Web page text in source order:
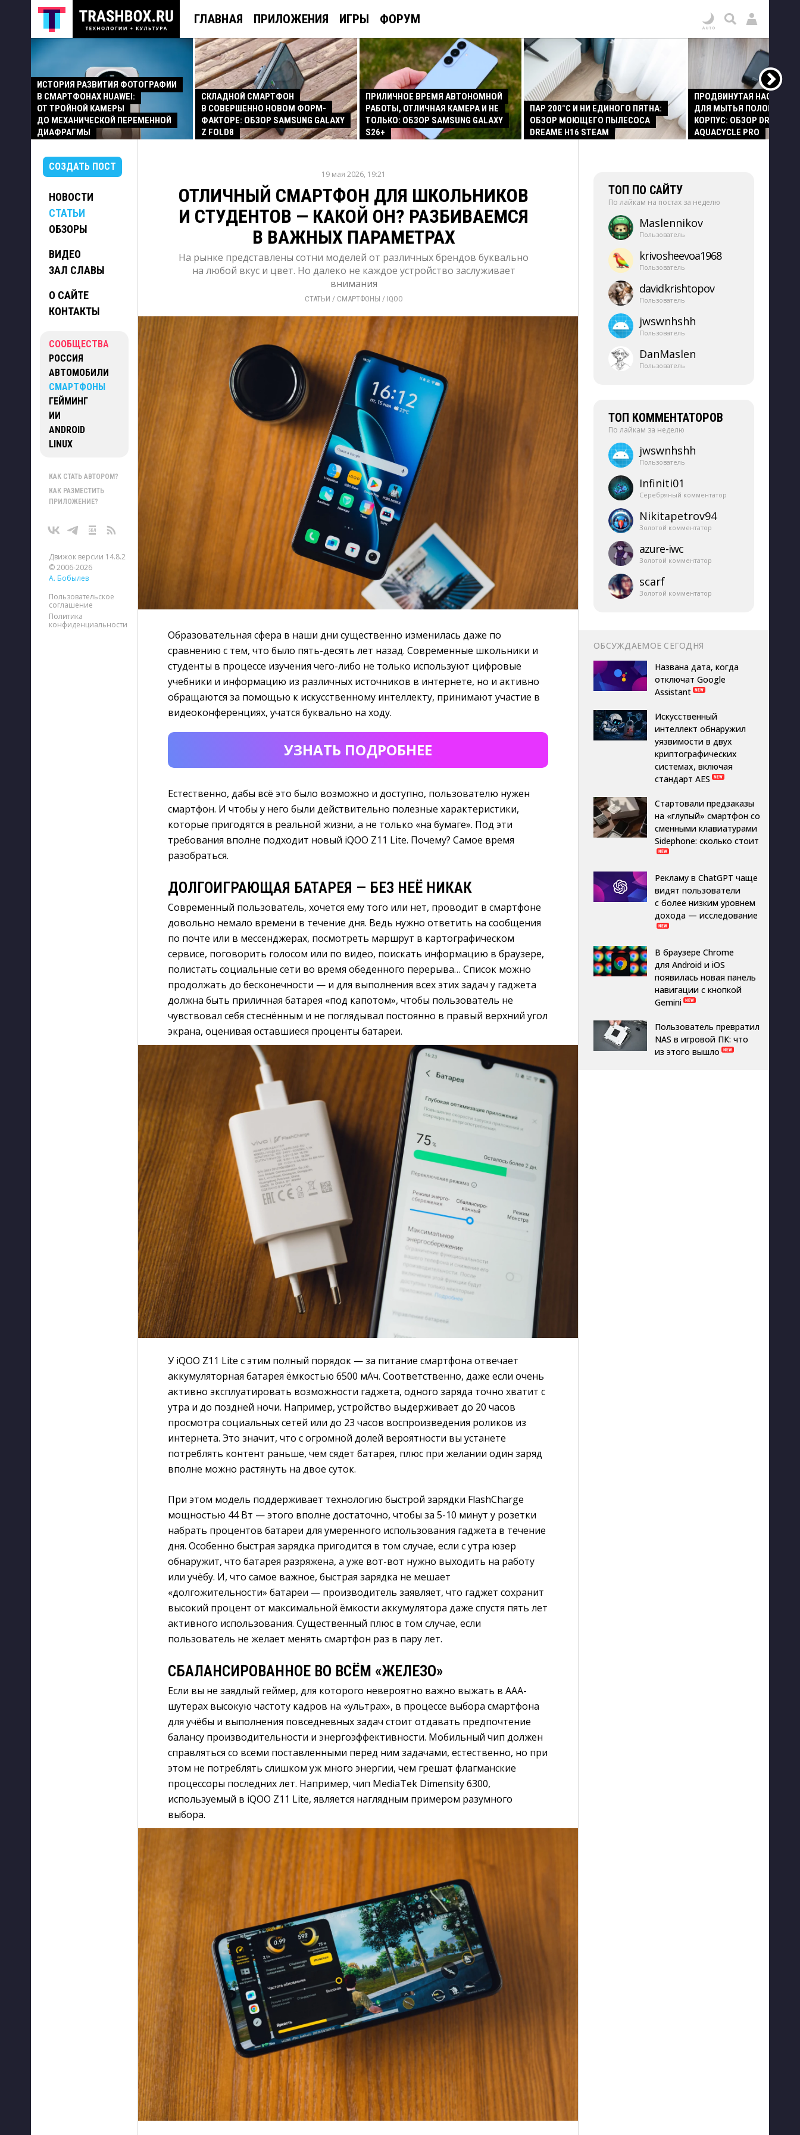
ГЛАВНАЯ ПРИЛОЖЕНИЯ ИГРЫ ФОРУМ
ИСТОРИЯ РАЗВИТИЯ ФОТОГРАФИИ
В СМАРТФОНАХ HUAWEI:
ОТ ТРОЙНОЙ КАМЕРЫ
ДО МЕХАНИЧЕСКОЙ ПЕРЕМЕННОЙ
ДИАФРАГМЫ
СКЛАДНОЙ СМАРТФОН
В СОВЕРШЕННО НОВОМ ФОРМ-
ФАКТОРЕ: ОБЗОР SAMSUNG GALAXY
Z FOLD8
ПРИЛИЧНОЕ ВРЕМЯ АВТОНОМНОЙ
РАБОТЫ, ОТЛИЧНАЯ КАМЕРА И НЕ
ТОЛЬКО: ОБЗОР SAMSUNG GALAXY
S26+
ПАР 200°C И НИ ЕДИНОГО ПЯТНА:
ОБЗОР МОЮЩЕГО ПЫЛЕСОСА
DREAME H16 STEAM
ПРОДВИНУТАЯ НАСАДКА
ДЛЯ МЫТЬЯ ПОЛОВ И
КОРПУС: ОБЗОР DREAME
AQUACYCLE PRO
СОЗДАТЬ ПОСТ
НОВОСТИ
СТАТЬИ
ОБЗОРЫ
ВИДЕО
ЗАЛ СЛАВЫ
О САЙТЕ
КОНТАКТЫ
СООБЩЕСТВА
РОССИЯ
АВТОМОБИЛИ
СМАРТФОНЫ
ГЕЙМИНГ
ИИ
ANDROID
LINUX
КАК СТАТЬ АВТОРОМ?
КАК РАЗМЕСТИТЬ
ПРИЛОЖЕНИЕ?
Движок версии 14.8.2
© 2006-2026
А. Бобылев
Пользовательское
соглашение
Политика
конфиденциальности
19 мая 2026, 19:21
ОТЛИЧНЫЙ СМАРТФОН ДЛЯ ШКОЛЬНИКОВ
И СТУДЕНТОВ — КАКОЙ ОН? РАЗБИВАЕМСЯ
В ВАЖНЫХ ПАРАМЕТРАХ
На рынке представлены сотни моделей от различных брендов буквально
на любой вкус и цвет. Но далеко не каждое устройство заслуживает
внимания
СТАТЬИ / СМАРТФОНЫ / IQOO
Образовательная сфера в наши дни существенно изменилась даже по
сравнению с тем, что было пять-десять лет назад. Современные школьники и
студенты в процессе изучения чего-либо не только используют цифровые
учебники и информацию из различных источников в интернете, но и активно
обращаются за помощью к искусственному интеллекту, принимают участие в
видеоконференциях, учатся буквально на ходу.
УЗНАТЬ ПОДРОБНЕЕ
Естественно, дабы всё это было возможно и доступно, пользователю нужен
смартфон. И чтобы у него были действительно полезные характеристики,
которые пригодятся в реальной жизни, а не только «на бумаге». Под эти
требования вполне подходит новый iQOO Z11 Lite. Почему? Самое время
разобраться.
ДОЛГОИГРАЮЩАЯ БАТАРЕЯ — БЕЗ НЕЁ НИКАК
Современный пользователь, хочется ему того или нет, проводит в смартфоне
довольно немало времени в течение дня. Ведь нужно ответить на сообщения
по почте или в мессенджерах, посмотреть маршрут в картографическом
сервисе, поговорить голосом или по видео, поискать информацию в браузере,
полистать социальные сети во время обеденного перерыва… Список можно
продолжать до бесконечности — и для выполнения всех этих задач у гаджета
должна быть приличная батарея «под капотом», чтобы пользователь не
чувствовал себя стеснённым и не поглядывал постоянно в правый верхний угол
экрана, оценивая оставшиеся проценты батареи.
У iQOO Z11 Lite с этим полный порядок — за питание смартфона отвечает
аккумуляторная батарея ёмкостью 6500 мАч. Соответственно, даже если очень
активно эксплуатировать возможности гаджета, одного заряда точно хватит с
утра и до поздней ночи. Например, устройство выдерживает до 20 часов
просмотра социальных сетей или до 23 часов воспроизведения роликов из
интернета. Это значит, что с огромной долей вероятности вы устанете
потреблять контент раньше, чем сядет батарея, плюс при желании один заряд
вполне можно растянуть на двое суток.
При этом модель поддерживает технологию быстрой зарядки FlashCharge
мощностью 44 Вт — этого вполне достаточно, чтобы за 5-10 минут у розетки
набрать процентов батареи для умеренного использования гаджета в течение
дня. Особенно быстрая зарядка пригодится в том случае, если с утра юзер
обнаружит, что батарея разряжена, а уже вот-вот нужно выходить на работу
или учёбу. И, что самое важное, быстрая зарядка не мешает
«долгожительности» батареи — производитель заявляет, что гаджет сохранит
высокий процент от максимальной ёмкости аккумулятора даже спустя пять лет
активного использования. Существенный плюс в том случае, если
пользователь не желает менять смартфон раз в пару лет.
СБАЛАНСИРОВАННОЕ ВО ВСЁМ «ЖЕЛЕЗО»
Если вы не заядлый геймер, для которого невероятно важно выжать в ААА-
шутерах высокую частоту кадров на «ультрах», в процессе выбора смартфона
для учёбы и выполнения повседневных задач стоит отдавать предпочтение
балансу производительности и энергоэффективности. Мобильный чип должен
справляться со всеми поставленными перед ним задачами, естественно, но при
этом не потреблять слишком уж много энергии, чем грешат флагманские
процессоры последних лет. Например, чип MediaTek Dimensity 6300,
используемый в iQOO Z11 Lite, является наглядным примером разумного
выбора.
ТОП ПО САЙТУ
По лайкам на постах за неделю
Maslennikov
Пользователь
krivosheevoa1968
Пользователь
davidkrishtopov
Пользователь
jwswnhshh
Пользователь
DanMaslen
Пользователь
ТОП КОММЕНТАТОРОВ
По лайкам за неделю
jwswnhshh
Пользователь
Infiniti01
Серебряный комментатор
Nikitapetrov94
Золотой комментатор
azure-​iwc
Золотой комментатор
scarf
Золотой комментатор
ОБСУЖДАЕМОЕ СЕГОДНЯ
Названа дата, когда
отключат Google
Assistant
Искусственный
интеллект обнаружил
уязвимости в двух
криптографических
системах, включая
стандарт AES
Стартовали предзаказы
на «глупый» смартфон со
сменными клавиатурами
Sidephone: сколько стоит
Рекламу в ChatGPT чаще
видят пользователи
с более низким уровнем
дохода — исследование
В браузере Chrome
для Android и iOS
появилась новая панель
навигации с кнопкой
Gemini
Пользователь превратил
NAS в игровой ПК: что
из этого вышло